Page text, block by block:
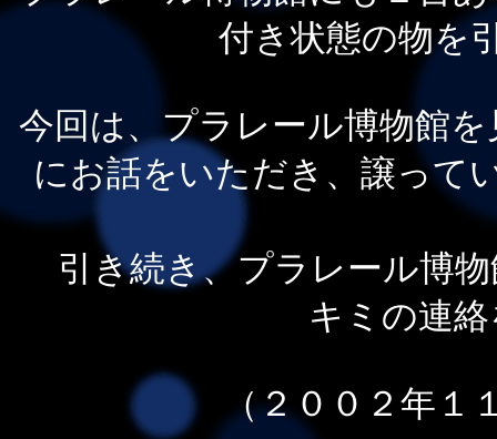
付き状態の物を
今回は、プラレール博物館
にお話をいただき、譲って
引き続き、プラレール博
キミの連
（２００２年１